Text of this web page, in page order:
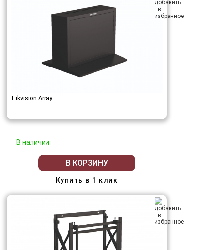
Hikvision Array
В наличии
В КОРЗИНУ
Купить в 1 клик